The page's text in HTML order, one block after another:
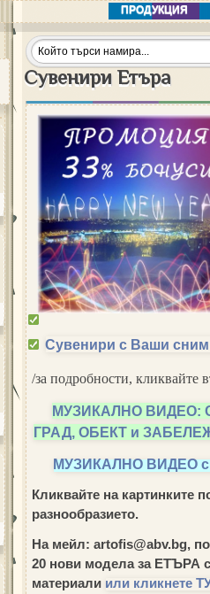
ПРОДУКЦИЯ
Сувенири Етъра
Сувенири с Ваши
/за подробности, кликвайте
МУЗИКАЛНО ВИДЕО:
ГРАД, ОБЕКТ и
МУЗИКАЛНО ВИДЕО
Кликвайте на картинките
разнообразието.
На мейл: artofis@abv.bg,
20 нови модела за ЕТЪРА
материали или кликнете